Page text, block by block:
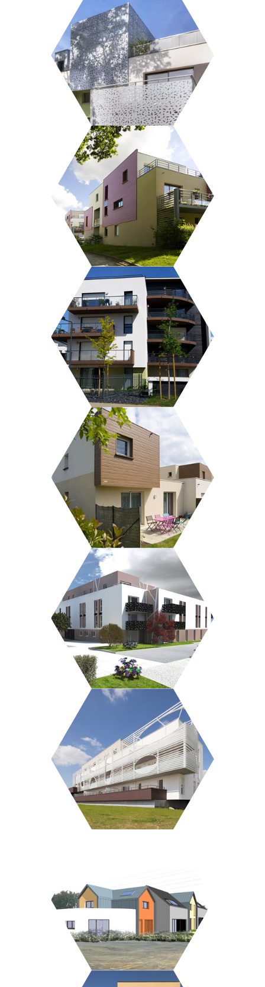
LES JARDINS DE LUCIE
VILLAS TOSCANE
L’ORÉE DU PARC
LE HAUT VERNOIS
27 LOGEMENTS + 15 MAISONS
RÉSIDENCE NEOTOA LA
MASSONNAIS
LOTISSEMENT MOULIN DE HUET